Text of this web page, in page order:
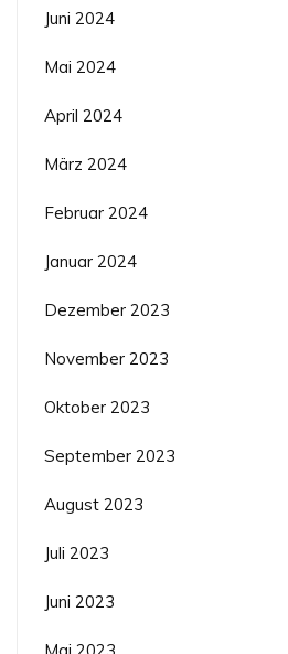
Juni 2024
Mai 2024
April 2024
März 2024
Februar 2024
Januar 2024
Dezember 2023
November 2023
Oktober 2023
September 2023
August 2023
Juli 2023
Juni 2023